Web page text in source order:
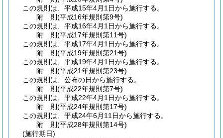
この規則は、平成15年4月1日から施行する。
附 則(平成16年規則第9号)
この規則は、平成16年4月1日から施行する。
附 則(平成17年規則第11号)
この規則は、平成17年4月1日から施行する。
附 則(平成19年規則第21号)
この規則は、平成19年4月1日から施行する。
附 則(平成21年規則第23号)
この規則は、公布の日から施行する。
附 則(平成22年規則第7号)
この規則は、平成22年4月1日から施行する。
附 則(平成24年規則第17号)
この規則は、平成24年6月11日から施行する。
附 則(平成28年規則第14号)
(施行期日)